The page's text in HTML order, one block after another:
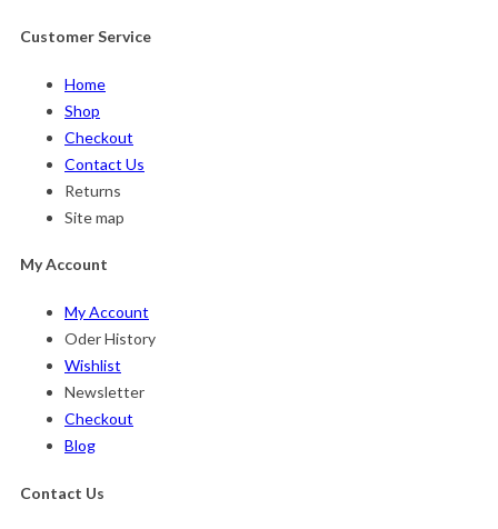
Customer Service
Home
Shop
Checkout
Contact Us
Returns
Site map
My Account
My Account
Oder History
Wishlist
Newsletter
Checkout
Blog
Contact Us